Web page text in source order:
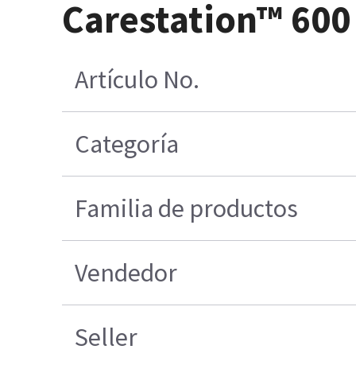
Carestation™
Artículo No.
Categoría
Familia de productos
Vendedor
Seller